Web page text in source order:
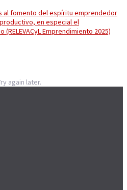
al fomento del espíritu emprendedor
en especial el
Emprendimiento 2025)
again later.